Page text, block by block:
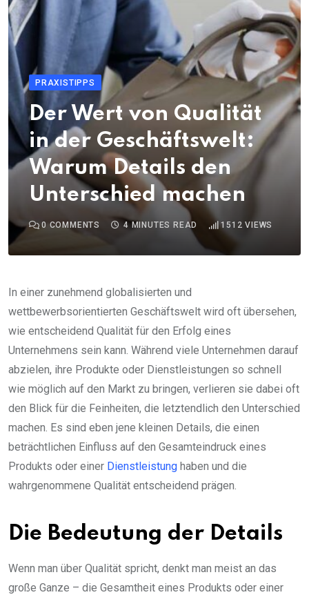
PRAXISTIPPS
Der Wert von Qualität
in der Geschäftswelt:
Warum Details den
Unterschied machen
0 COMMENTS 4 MINUTES READ 1512 VIEWS
In einer zunehmend globalisierten und
wettbewerbsorientierten Geschäftswelt wird oft übersehen,
wie entscheidend Qualität für den Erfolg eines
Unternehmens sein kann. Während viele Unternehmen darauf
abzielen, ihre Produkte oder Dienstleistungen so schnell
wie möglich auf den Markt zu bringen, verlieren sie dabei oft
den Blick für die Feinheiten, die letztendlich den Unterschied
machen. Es sind eben jene kleinen Details, die einen
beträchtlichen Einfluss auf den Gesamteindruck eines
Produkts oder einer Dienstleistung haben und die
wahrgenommene Qualität entscheidend prägen.
Die Bedeutung der Details
Wenn man über Qualität spricht, denkt man meist an das
große Ganze – die Gesamtheit eines Produkts oder einer